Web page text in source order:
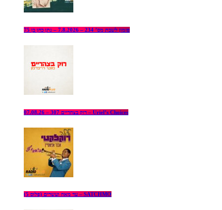
פזמון לשבת מס’ 234 – 7.8.2026 – נתן כהן בן 75
רוק בצהריים 307 – 07.08.26 – Uriel’s Choices
עד מאה ועשרים (פלוס 5) – SATCHMO